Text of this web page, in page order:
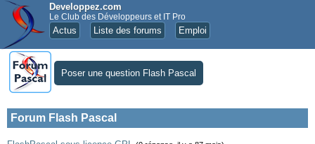
Developpez.com
Le Club des Développeurs et IT Pro
Actus Liste des forums Emploi
Poser une question Flash Pascal
Forum Flash Pascal